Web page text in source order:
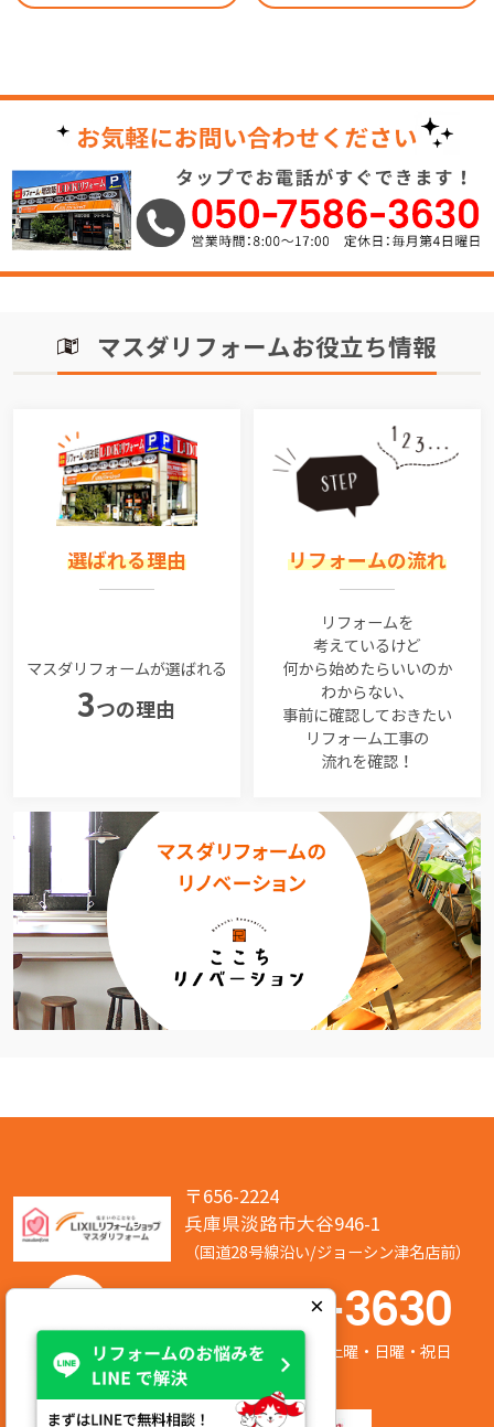
マスダリフォームお役立ち情報
選ばれる理由
マスダリフォームが選ばれる
3つの理由
リフォームの流れ
リフォームを
考えているけど
何から始めたらいいのか
わからない、
事前に確認しておきたい
リフォーム工事の
流れを確認！
〒656-2224
兵庫県淡路市大谷946-1
（国道28号線沿い/ジョーシン津名店前）
050-7586-3630
営業時間:8:00～17:00 定休日:第2/第4土曜・日曜・祝日
×